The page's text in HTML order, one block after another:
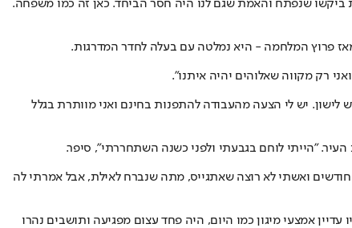
אליו בקושי 20 אנשים", סיפרה עופרה אוחיון, שעובדת ברשת של המאפייה כבר 18 שנה. "אבל לקוחות ביקשו שנפתח והאמת שגם לנו היה חסר הביחד. כאן זה כמו משפחה.
פרוץ המלחמה - היא נמלטה עם בעלה לחדר המדרגות.
רק מקווה שאלוהים יהיה איתנו".
יש לי הצעה מהעבודה להתפנות בחינם ואני מוותרת בגלל
חודשים ואשתי לא רוצה שאתגייס, מתה שנברח לאילת, אבל אמרתי לה
לחימה קשים. רפאל זנזורי, שמספר את תושבי העיר כבר 40 שנה, מזכיר שבמבצע עופרת יצוקה, שהחל בסוף 2008 כשלא היו עדיין אמצעי מיגון כמו היום, היה פחד עצום מפגיעה ותושבים נהרו